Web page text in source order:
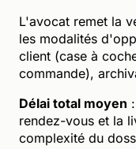
L'avocat remet la
les modalités
client (case à
commande),
Délai total moyen
rendez-vous et la
complexité du